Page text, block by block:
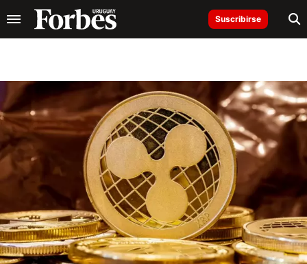
Suscribirse